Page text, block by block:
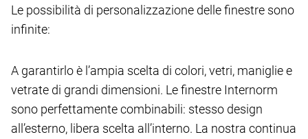
Le possibilità di personalizzazione delle finestre sono
infinite:
A garantirlo è l’ampia scelta di colori, vetri, maniglie e
vetrate di grandi dimensioni. Le finestre Internorm
sono perfettamente combinabili: stesso design
all’esterno, libera scelta all’interno. La nostra continua